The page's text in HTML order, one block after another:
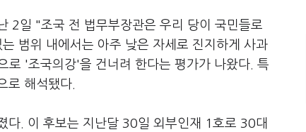
2일 "조국 전 법무부장관은 우리 당이 국민들로
범위 내에서는 아주 낮은 자세로 진지하게 사과
로 '조국의강'을 건너려 한다는 평가가 나왔다. 특
로 해석됐다.
다. 이 후보는 지난달 30일 외부인재 1호로 30대